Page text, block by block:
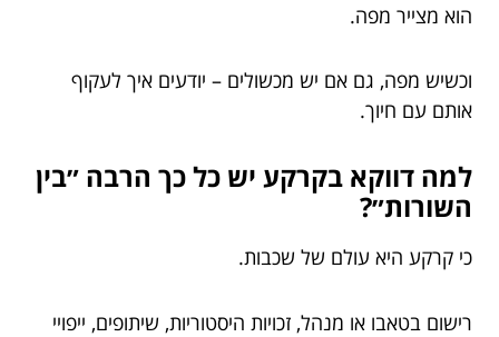
הוא מצייר מפה.
וכשיש מפה, גם אם יש מכשולים – יודעים איך לעקוף
אותם עם חיוך.
למה דווקא בקרקע יש כל כך הרבה ״בין
השורות״?
כי קרקע היא עולם של שכבות.
רישום בטאבו או מנהל, זכויות היסטוריות, שיתופים, ייפויי